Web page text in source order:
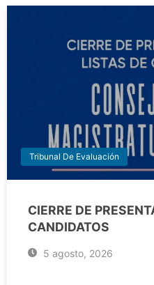
Tribunal De Evaluación
CIERRE DE
CANDIDATOS
5 agosto, 2026